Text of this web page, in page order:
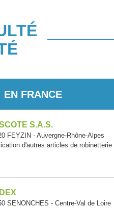
EN FRANCE
S.A.S.
FEYZIN - Auvergne-Rhône-Alpes
d'autres articles de robinetterie
SENONCHES - Centre-Val de Loire